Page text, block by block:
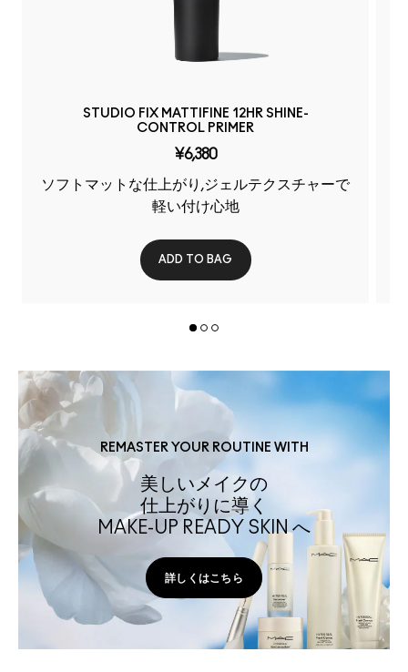
STUDIO FIX MATTIFINE 12HR SHINE-
CONTROL PRIMER
¥6,380
ソフトマットな仕上がり,ジェルテクスチャーで
軽い付け心地
ADD TO BAG
REMASTER YOUR ROUTINE WITH
美しいメイクの
仕上がりに導く
MAKE-UP READY SKIN へ
詳しくはこちら